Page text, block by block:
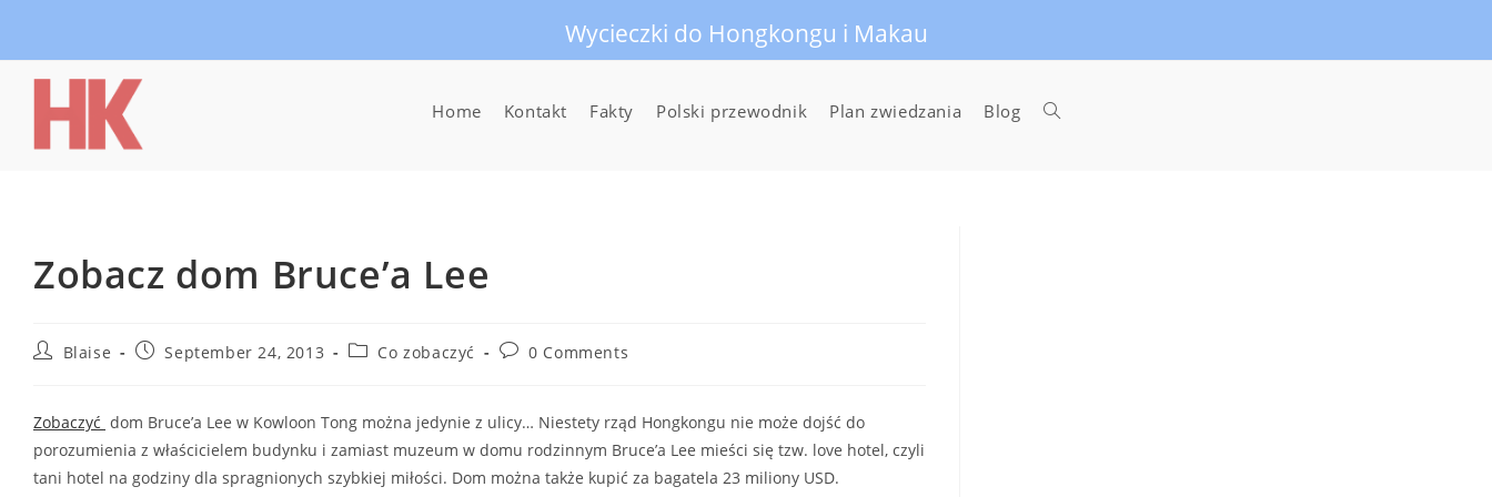
Wycieczki do Hongkongu i Makau
Home Kontakt Fakty Polski przewodnik Plan zwiedzania Blog Toggle
Zobacz dom Bruce’a Lee
PostBlaise
PostSeptember 24, 2013
PostCo zobaczyć
Post0 Comments
Zobaczyć dom Bruce’a Lee w Kowloon Tong można jedynie z ulicy… Niestety rząd Hongkongu nie może dojść do
porozumienia z właścicielem budynku i zamiast muzeum w domu rodzinnym Bruce’a Lee mieści się tzw. love hotel, czyli
tani hotel na godziny dla spragnionych szybkiej miłości. Dom można także kupić za bagatela 23 miliony USD.